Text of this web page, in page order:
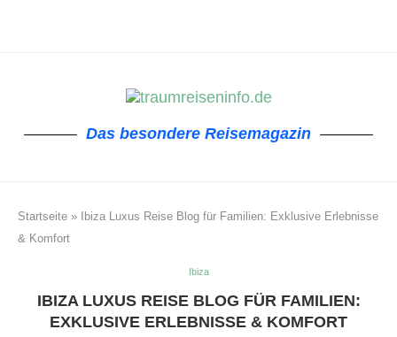
Das besondere Reisemagazin
Startseite »
Ibiza Luxus Reise Blog für Familien: Exklusive Erlebnisse
& Komfort
Ibiza
IBIZA LUXUS REISE BLOG FÜR FAMILIEN:
EXKLUSIVE ERLEBNISSE & KOMFORT